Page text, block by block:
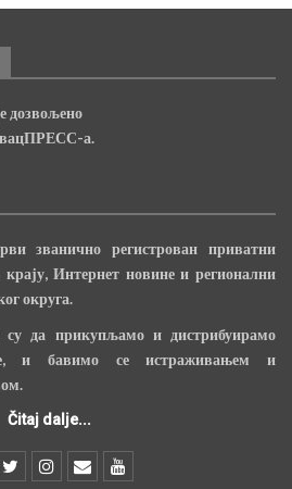
дозвољено
а.
званично регистрован приватни
Интернет новине и регионални
округа.
да прикупљамо и дистрибуирамо
и бавимо се истраживањем и
Čitaj dalje...